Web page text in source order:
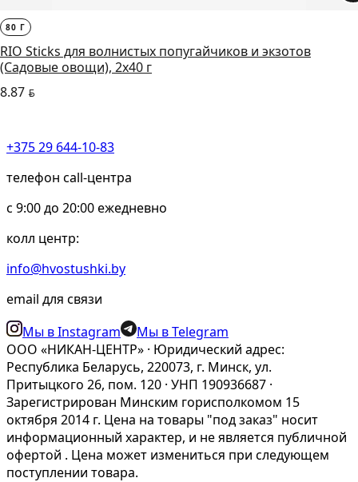
80 Г
RIO Sticks для волнистых попугайчиков и экзотов
(Садовые овощи), 2х40 г
8.87 BYN
+375 29 644-10-83
телефон call-центра
c 9:00 до 20:00 ежедневно
колл центр:
info@hvostushki.by
email для связи
Мы в Instagram
Мы в Telegram
ООО «НИКАН-ЦЕНТР» · Юридический адрес:
Республика Беларусь, 220073, г. Минск, ул.
Притыцкого 26, пом. 120 · УНП 190936687 ·
Зарегистрирован Минским горисполкомом 15
октября 2014 г. Цена на товары "под заказ" носит
информационный характер, и не является публичной
офертой . Цена может измениться при следующем
поступлении товара.